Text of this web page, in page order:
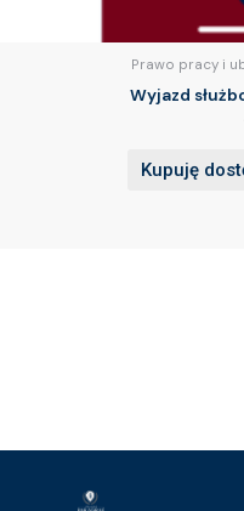
Prawo pracy i
Wyjazd
Kupuję